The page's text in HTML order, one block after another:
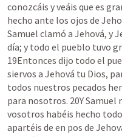
conozcáis y veáis que es
hecho ante los ojos de
Samuel clamó a Jehová, y
día; y todo el pueblo tuvo
19Entonces dijo todo el
siervos a Jehová tu Dios,
todos nuestros pecados
para nosotros. 20Y
vosotros habéis hecho
apartéis de en pos de